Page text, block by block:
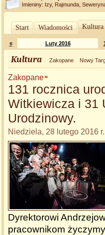
Imieniny: Izy, Rajmunda,
Start Wiadomości Kultura
« Luty 2016
Kultura Zakopane Nowy
Zakopane
131 rocznica
Witkiewicza i 31
Urodzinowy.
Niedziela, 28 lutego 2016
Dyrektorowi
pracownikom